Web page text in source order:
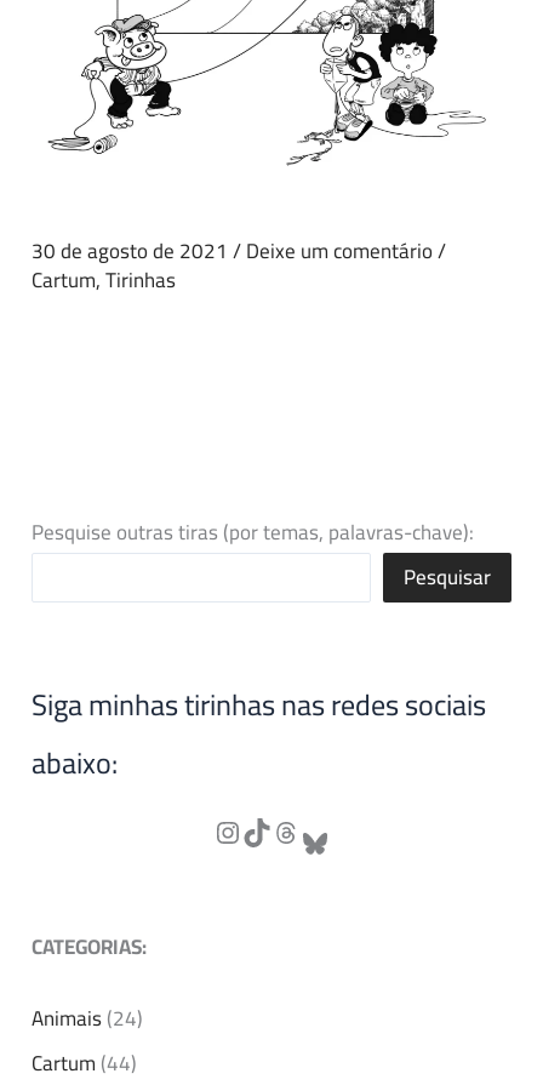
30 de agosto de 2021/Deixe um comentário/
Cartum,Tirinhas
Pesquise outras tiras (por temas, palavras-chave):
Pesquisar
Siga minhas tirinhas nas redes sociais
abaixo:
CATEGORIAS:
Animais(24)
Cartum(44)